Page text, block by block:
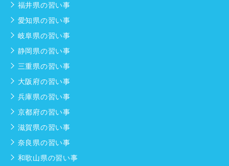
福井県の習い事
愛知県の習い事
岐阜県の習い事
静岡県の習い事
三重県の習い事
大阪府の習い事
兵庫県の習い事
京都府の習い事
滋賀県の習い事
奈良県の習い事
和歌山県の習い事